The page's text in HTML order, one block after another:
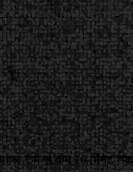
कम से कम 10 मिनट तक